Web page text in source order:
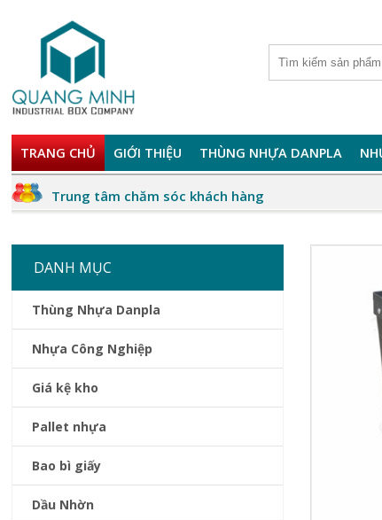
TRANG CHỦ GIỚI THIỆU THÙNG NHỰA DANPLA
Trung tâm chăm sóc khách hàng
DANH MỤC
Thùng Nhựa Danpla
Nhựa Công Nghiệp
Giá kệ kho
Pallet nhựa
Bao bì giấy
Dầu Nhờn